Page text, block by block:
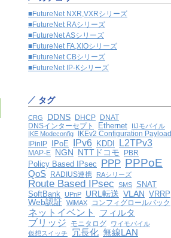
■FutureNet NXR,VXRシリーズ
■FutureNet RAシリーズ
■FutureNet ASシリーズ
■FutureNet FA,XIOシリーズ
■FutureNet CBシリーズ
■FutureNet IP-Kシリーズ
タグ
CRG DDNS DHCP DNAT
DNSインターセプト Ethernet
IIJモバイル
IKE Modeconfig
IKEv2 Configuration Payload
IPinIP
IPoE IPv6 KDDI L2TPv3
MAP-E NGN NTTドコモ PBR
Policy Based IPsec PPP PPPoE
QoS RADIUS連携 RAシリーズ
Route Based IPsec SMS SNAT
SoftBank UPnP URL転送 VLAN VRRP
Web認証
WiMAX コンフィグロールバック
ネットイベント
フィルタ
ブリッジ
モニタログ
ワイモバイル
仮想スイッチ
冗長化 無線LAN